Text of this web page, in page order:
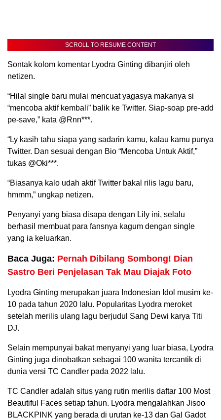
SCROLL TO RESUME CONTENT
Sontak kolom komentar Lyodra Ginting dibanjiri oleh
netizen.
“Hilal single baru mulai mencuat yagasya makanya si
“mencoba aktif kembali” balik ke Twitter. Siap-soap pre-add
pe-save,” kata @Rnn***.
“Ly kasih tahu siapa yang sadarin kamu, kalau kamu punya
Twitter. Dan sesuai dengan Bio “Mencoba Untuk Aktif,”
tukas @Oki***.
“Biasanya kalo udah aktif Twitter bakal rilis lagu baru,
hmmm,” ungkap netizen.
Penyanyi yang biasa disapa dengan Lily ini, selalu
berhasil membuat para fansnya kagum dengan single
yang ia keluarkan.
Baca Juga: Pernah Dibilang Sombong! Dian
Sastro Beri Penjelasan Tak Mau Diajak Foto
Lyodra Ginting merupakan juara Indonesian Idol musim ke-
10 pada tahun 2020 lalu. Popularitas Lyodra meroket
setelah merilis ulang lagu berjudul Sang Dewi karya Titi
DJ.
Selain mempunyai bakat menyanyi yang luar biasa, Lyodra
Ginting juga dinobatkan sebagai 100 wanita tercantik di
dunia versi TC Candler pada 2022 lalu.
TC Candler adalah situs yang rutin merilis daftar 100 Most
Beautiful Faces setiap tahun. Lyodra mengalahkan Jisoo
BLACKPINK yang berada di urutan ke-13 dan Gal Gadot